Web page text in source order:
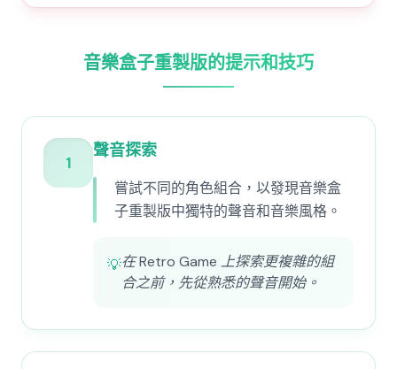
音樂盒子重製版的提示和技巧
1
聲音探索
嘗試不同的角色組合，以發現音樂盒
子重製版中獨特的聲音和音樂風格。
💡在 Retro Game 上探索更複雜的組
合之前，先從熟悉的聲音開始。